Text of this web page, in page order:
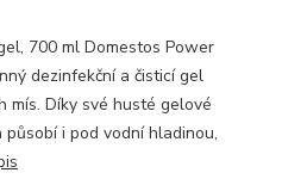
700 ml Domestos Power
dezinfekční a čisticí gel
mís. Díky své husté gelové
i pod vodní hladinou,